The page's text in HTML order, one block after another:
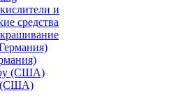
и
средства
(США)